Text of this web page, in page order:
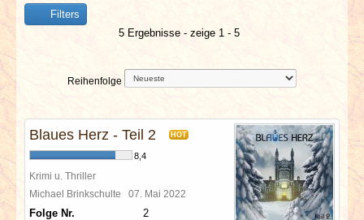
BERICHTE
VERLOSUNGEN
SPECIALS
REDAKTION
Filters
5 Ergebnisse - zeige 1 - 5
Reihenfolge
Blaues Herz - Teil 2 HOT
8,4
Krimi u. Thriller
Michael Brinkschulte 07. Mai 2022
Folge Nr.
2